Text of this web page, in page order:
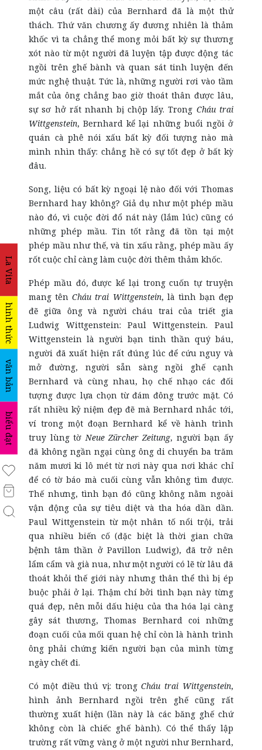
La Vita
hình thức
văn bản
biểu đạt
một câu (rất dài) của Bernhard đã là một thử
thách. Thứ văn chương ấy đương nhiên là thảm
khốc vì ta chẳng thể mong mỏi bất kỳ sự thương
xót nào từ một người đã luyện tập được động tác
ngồi trên ghế bành và quan sát tinh luyện đến
mức nghệ thuật. Tức là, những người rơi vào tầm
mắt của ông chẳng bao giờ thoát thân được lâu,
sự sơ hở rất nhanh bị chộp lấy. Trong Cháu trai
Wittgenstein, Bernhard kể lại những buổi ngồi ở
quán cà phê nói xấu bất kỳ đối tượng nào mà
mình nhìn thấy: chẳng hề có sự tốt đẹp ở bất kỳ
đâu.
Song, liệu có bất kỳ ngoại lệ nào đối với Thomas
Bernhard hay không? Giả dụ như một phép mầu
nào đó, vì cuộc đời đổ nát này (lắm lúc) cũng có
những phép mầu. Tin tốt rằng đã tồn tại một
phép mầu như thế, và tin xấu rằng, phép mầu ấy
rốt cuộc chỉ càng làm cuộc đời thêm thảm khốc.
Phép mầu đó, được kể lại trong cuốn tự truyện
mang tênCháu trai Wittgenstein, là tình bạn đẹp
đẽ giữa ông và người cháu trai của triết gia
Ludwig Wittgenstein: Paul Wittgenstein. Paul
Wittgenstein là người bạn tinh thần quý báu,
người đã xuất hiện rất đúng lúc để cứu nguy và
mở đường, người sẵn sàng ngồi ghế cạnh
Bernhard và cùng nhau, họ chế nhạo các đối
tượng được lựa chọn từ đám đông trước mặt. Có
rất nhiều kỷ niệm đẹp đẽ mà Bernhard nhắc tới,
ví trong một đoạn Bernhard kể về hành trình
truy lùng tờNeue Zürcher Zeitung, người bạn ấy
đã không ngần ngại cùng ông di chuyển ba trăm
năm mươi ki lô mét từ nơi này qua nơi khác chỉ
để có tờ báo mà cuối cùng vẫn không tìm được.
Thế nhưng, tình bạn đó cũng không nằm ngoài
vận động của sự tiêu diệt và tha hóa dần dần.
Paul Wittgenstein từ một nhân tố nổi trội, trải
qua nhiều biến cố (đặc biệt là thời gian chữa
bệnh tâm thần ở Pavillon Ludwig), đã trở nên
lẩm cẩm và già nua, như một người có lẽ từ lâu đã
thoát khỏi thế giới này nhưng thân thể thì bị ép
buộc phải ở lại. Thậm chí bởi tình bạn này từng
quá đẹp, nên mỗi dấu hiệu của tha hóa lại càng
gây sát thương, Thomas Bernhard coi những
đoạn cuối của mối quan hệ chỉ còn là hành trình
ông phải chứng kiến người bạn của mình từng
ngày chết đi.
Có một điều thú vị: trongCháu trai Wittgenstein,
hình ảnh Bernhard ngồi trên ghế cũng rất
thường xuất hiện (lần này là các băng ghế chứ
không còn là chiếc ghế bành). Có thể thấy lập
trường rất vững vàng ở một người như Bernhard,